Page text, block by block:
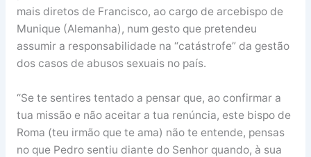
mais diretos de Francisco, ao cargo de arcebispo de
Munique (Alemanha), num gesto que pretendeu
assumir a responsabilidade na “catástrofe” da gestão
dos casos de abusos sexuais no país.
“Se te sentires tentado a pensar que, ao confirmar a
tua missão e não aceitar a tua renúncia, este bispo de
Roma (teu irmão que te ama) não te entende, pensas
no que Pedro sentiu diante do Senhor quando, à sua